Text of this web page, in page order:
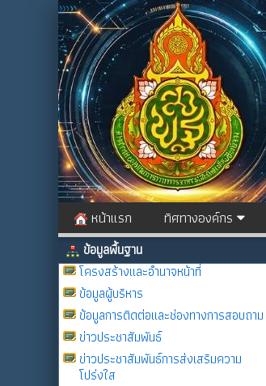
หน้าแรก ทิศทางองค์กร
ข้อมูลพื้นฐาน
โครงสร้างและอำนาจหน้าที่
ข้อมูลผู้บริหาร
ข้อมูลการติดต่อและช่องทางการสอบถาม
ข่าวประชาสัมพันธ์
ข่าวประชาสัมพันธ์การส่งเสริมความ
โปร่งใส